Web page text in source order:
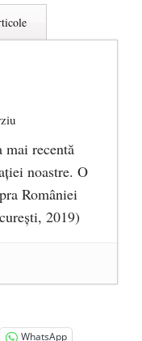
recentă
noastre. O
României
2019)
bloca
august 2025
WhatsApp